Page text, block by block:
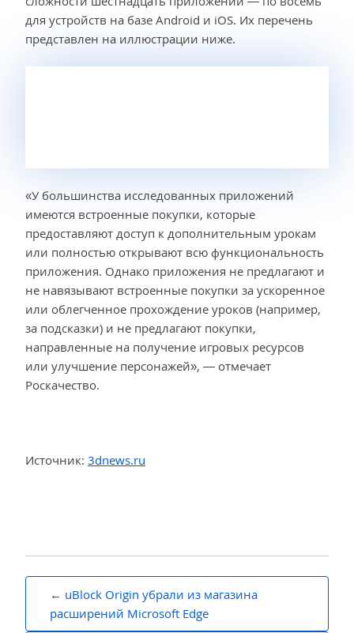
для устройств на базе Android и iOS. Их перечень
представлен на иллюстрации ниже.
«У большинства исследованных приложений
имеются встроенные покупки, которые
предоставляют доступ к дополнительным урокам
или полностью открывают всю функциональность
приложения. Однако приложения не предлагают и
не навязывают встроенные покупки за ускоренное
или облегченное прохождение уроков (например,
за подсказки) и не предлагают покупки,
направленные на получение игровых ресурсов
или улучшение персонажей», — отмечает
Роскачество.
Источник: 3dnews.ru
Навигация
uBlock Origin убрали из магазина
расширений Microsoft Edge